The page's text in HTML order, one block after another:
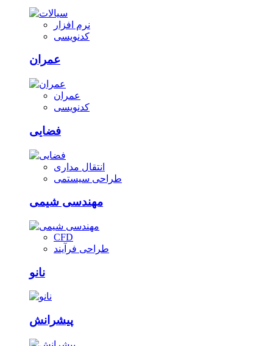
نرم افزار
کدنویسی
عمران
عمران
کدنویسی
فضایی
انتقال مداری
طراحی سیستمی
مهندسی شیمی
CFD
طراحی فرآیند
نانو
پیشرانش